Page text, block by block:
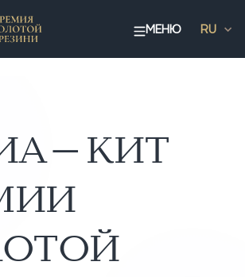
МЕНЮ RU
КИТ